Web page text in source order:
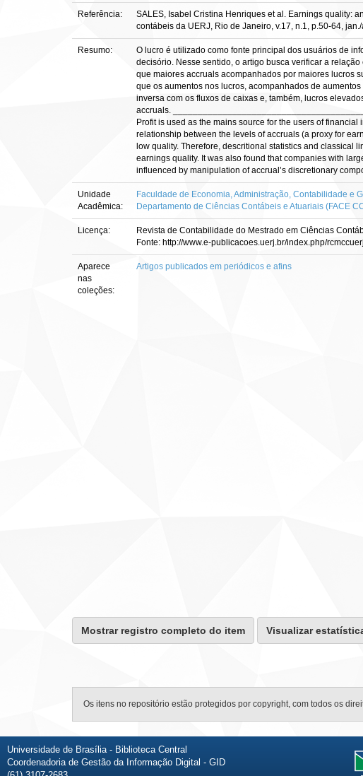
Referência:
SALES, Isabel Cristina Henriques et al. Earnings quality:
contábeis da UERJ, Rio de Janeiro, v.17, n.1, p.50-64,
Resumo:
O lucro é utilizado como fonte principal dos usuários de
decisório. Nesse sentido, o artigo busca verificar a
que maiores accruals acompanhados por maiores lucros
que os aumentos nos lucros, acompanhados de
inversa com os fluxos de caixas e, também, lucros
accruals.
Profit is used as the mains source for the users of
relationship between the levels of accruals (a proxy for
low quality. Therefore, descritional statistics and classical
earnings quality. It was also found that companies with
influenced by manipulation of accrual’s discretionary
Unidade
Acadêmica:
Faculdade de Economia, Administração, Contabilidade e
Departamento de Ciências Contábeis e Atuariais (FACE
Licença:
Revista de Contabilidade do Mestrado em Ciências
Fonte: http://www.e-publicacoes.uerj.br/index.php/
Aparece
nas
coleções:
Artigos publicados em periódicos e afins
Mostrar registro completo do item Visualizar
Os itens no repositório estão protegidos por copyright, com todos os
Universidade de Brasília - Biblioteca Central
Coordenadoria de Gestão da Informação Digital - GID